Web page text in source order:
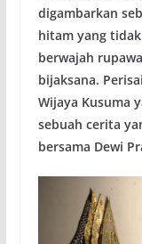
digambarkan
hitam yang
berwajah
bijaksana.
Wijaya Kusuma
sebuah cerita
bersama Dewi